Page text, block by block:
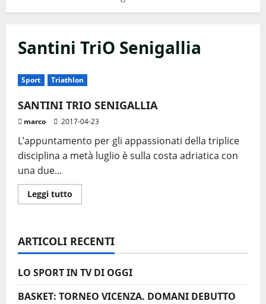
Santini TriO Senigallia
Sport Triathlon
SANTINI TRIO SENIGALLIA
marco 2017-04-23
L’appuntamento per gli appassionati della triplice
disciplina a metà luglio è sulla costa adriatica con
una due...
Leggi tutto
di
TRIO
SENIGALLIA
ARTICOLI RECENTI
LO SPORT IN TV DI OGGI
BASKET: TORNEO VICENZA. DOMANI DEBUTTO